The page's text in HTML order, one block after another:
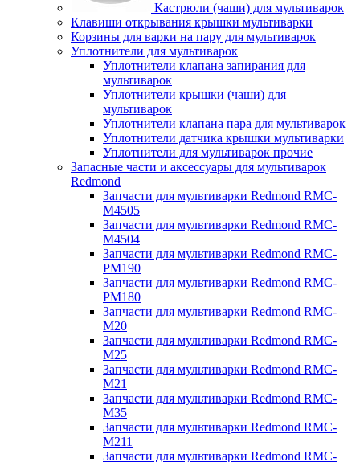
Кастрюли (чаши) для мультиварок
Клавиши открывания крышки мультиварки
Корзины для варки на пару для мультиварок
Уплотнители для мультиварок
Уплотнители клапана запирания для
мультиварок
Уплотнители крышки (чаши) для
мультиварок
Уплотнители клапана пара для мультиварок
Уплотнители датчика крышки мультиварки
Уплотнители для мультиварок прочие
Запасные части и аксессуары для мультиварок
Redmond
Запчасти для мультиварки Redmond RMC-
M4505
Запчасти для мультиварки Redmond RMC-
M4504
Запчасти для мультиварки Redmond RMC-
PM190
Запчасти для мультиварки Redmond RMC-
PM180
Запчасти для мультиварки Redmond RMC-
M20
Запчасти для мультиварки Redmond RMC-
M25
Запчасти для мультиварки Redmond RMC-
M21
Запчасти для мультиварки Redmond RMC-
M35
Запчасти для мультиварки Redmond RMC-
M211
Запчасти для мультиварки Redmond RMC-